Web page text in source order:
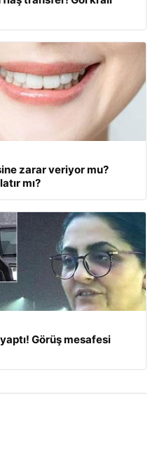
zarar veriyor mu?
mı?
Görüş mesafesi